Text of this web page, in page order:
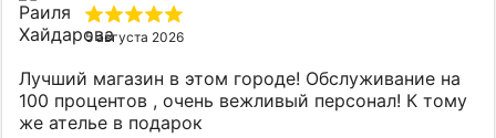
5 августа 2026
Лучший магазин в этом городе! Обслуживание на
100 процентов , очень вежливый персонал! К тому
же ателье в подарок